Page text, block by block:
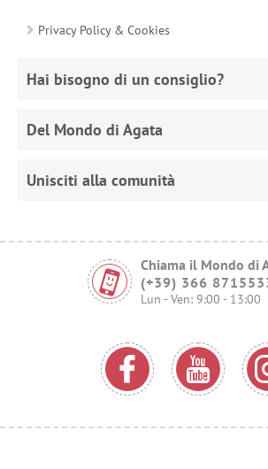
Privacy Policy & Cookies
Hai bisogno di un consiglio?
Del Mondo di Agata
Unisciti alla comunità
Chiama il Mondo di
(+39) 366
Lun - Ven: 9:00 - 13:00